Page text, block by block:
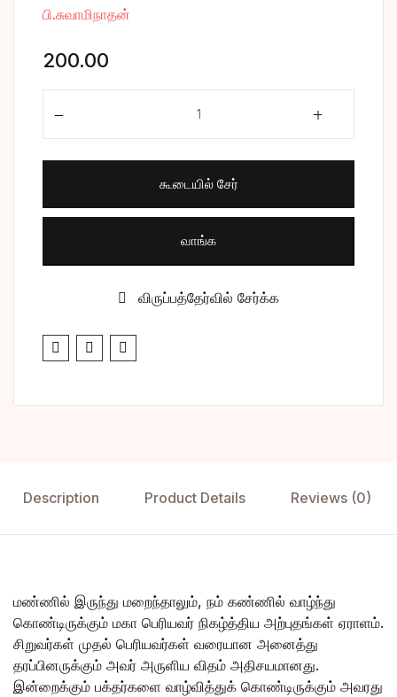
போட்டித் தேர்வு
மருத்துவம்
வணிகம் &
பி.சுவாமிநாதன்
200.00
கூடையில் சேர்
வாங்க
விருப்பத்தேர்வில் சேர்க்க
Description Product Details Reviews (0)
மண்ணில் இருந்து மறைந்தாலும், நம் கண்ணில் வாழ்ந்து
கொண்டிருக்கும் மகா பெரியவர் நிகழ்த்திய அற்புதங்கள் ஏராளம்.
சிறுவர்கள் முதல் பெரியவர்கள் வரையான அனைத்து
தரப்பினருக்கும் அவர் அருளிய விதம் அதிசயமானது.
இன்றைக்கும் பக்தர்களை வாழ்வித்துக் கொண்டிருக்கும் அவரது